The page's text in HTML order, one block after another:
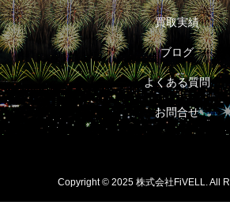
買取実績
ブログ
よくある質問
お問合せ
Copyright © 2025 株式会社FiVELL. All